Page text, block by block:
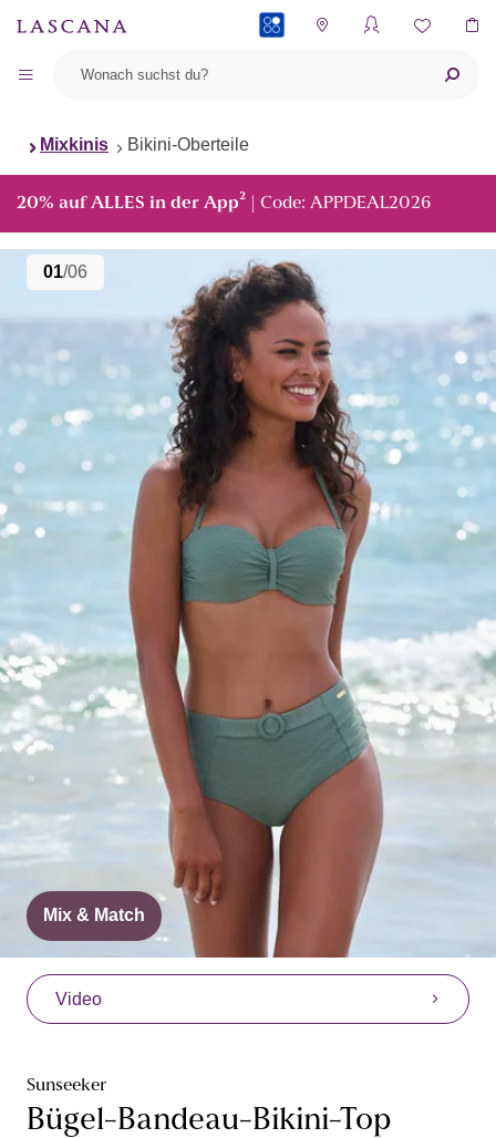
Mixkinis Bikini-Oberteile
20% auf ALLES in der App² | Code: APPDEAL2026
01/06
Video
Mix & Match
Sunseeker
Bügel-Bandeau-Bikini-Top